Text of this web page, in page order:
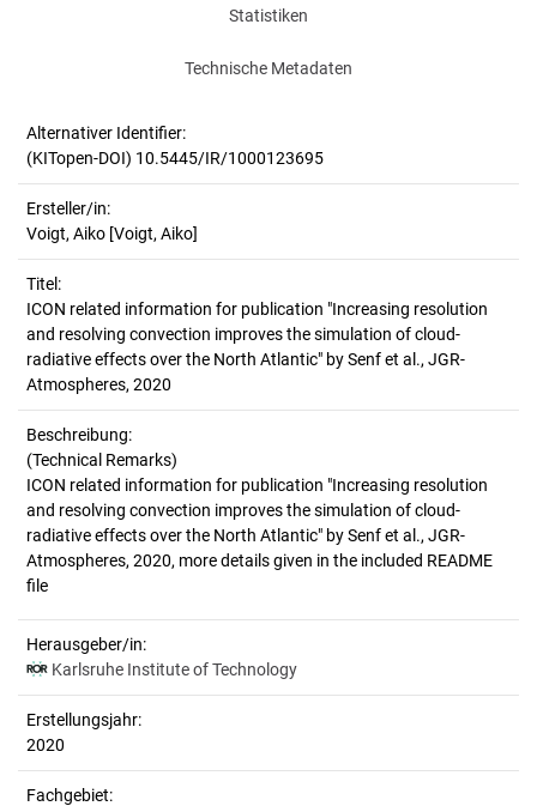
Statistiken
Technische Metadaten
Alternativer Identifier:
(KITopen-DOI) 10.5445/IR/1000123695
Ersteller/in:
Voigt, Aiko [Voigt, Aiko]
Titel:
ICON related information for publication "Increasing resolution
and resolving convection improves the simulation of cloud‐
radiative effects over the North Atlantic" by Senf et al., JGR-
Atmospheres, 2020
Beschreibung:
(Technical Remarks)
ICON related information for publication "Increasing resolution
and resolving convection improves the simulation of cloud‐
radiative effects over the North Atlantic" by Senf et al., JGR-
Atmospheres, 2020, more details given in the included README
Herausgeber/in:
Karlsruhe Institute of Technology
Erstellungsjahr:
2020
Fachgebiet: